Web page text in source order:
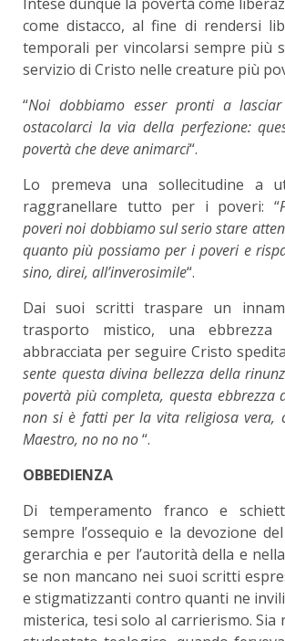
come distacco, al fine di rendersi
temporali per vincolarsi sempre più
servizio di Cristo nelle creature più
“Noi dobbiamo esser pronti a
ostacolarci la via della perfezione:
povertà che deve animarci“.
Lo premeva una sollecitudine a
raggranellare tutto per i poveri: “
poveri noi dobbiamo sul serio stare
quanto più possiamo per i poveri e
sino, direi, all’inverosimile“.
Dai suoi scritti traspare un
trasporto mistico, una ebbrezza
abbracciata per seguire Cristo
sente questa divina bellezza della
povertà più completa, questa ebbrezza
non si è fatti per la vita religiosa vera,
Maestro, no no no“.
OBBEDIENZA
Di temperamento franco e
sempre l’ossequio e la devozione
gerarchia e per l’autorità della e
se non mancano nei suoi scritti
e stigmatizzanti contro quanti ne
misterica, tesi solo al carrierismo. Sia